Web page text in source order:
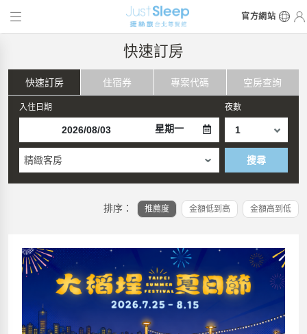
官方網站
快速訂房
快速訂房 住宿券 專案代碼 空房查詢
入住日期
星期一
夜數
精緻客房 搜尋
排序： 推薦度 金額低到高 金額高到低